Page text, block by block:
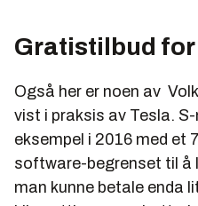
Gratistilbud for
Også her er noen av
vist i praksis av Tesla.
eksempel i 2016 med et
software-begrenset til å
man kunne betale enda